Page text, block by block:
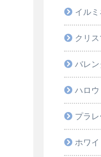
イル
クリス
バレ
ハロウ
プラ
ホワ